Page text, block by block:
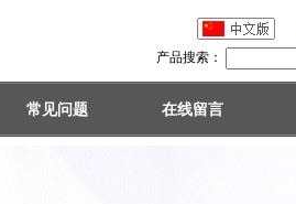
产品搜索：
常见问题 在线留言